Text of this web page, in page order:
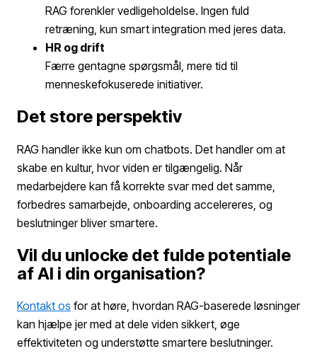
RAG forenkler vedligeholdelse. Ingen fuld
retræning, kun smart integration med jeres data.
HR og drift
Færre gentagne spørgsmål, mere tid til
menneskefokuserede initiativer.
Det store perspektiv
RAG handler ikke kun om chatbots. Det handler om at
skabe en kultur, hvor viden er tilgængelig. Når
medarbejdere kan få korrekte svar med det samme,
forbedres samarbejde, onboarding accelereres, og
beslutninger bliver smartere.
Vil du unlocke det fulde potentiale
af AI i din organisation?
Kontakt os for at høre, hvordan RAG-baserede løsninger
kan hjælpe jer med at dele viden sikkert, øge
effektiviteten og understøtte smartere beslutninger.